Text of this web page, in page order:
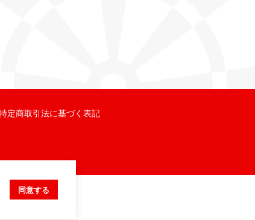
同意する
定商取引法に基づく表記